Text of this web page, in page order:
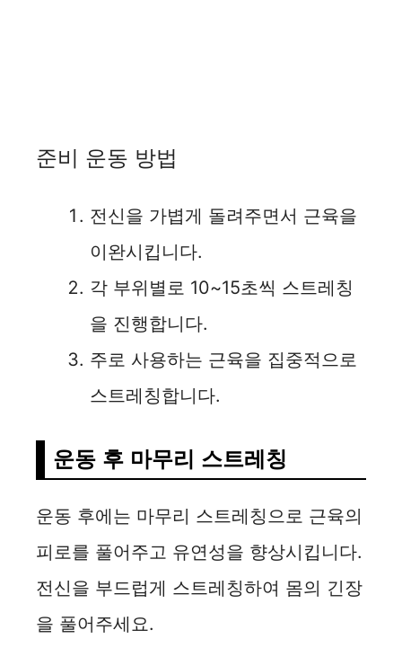
준비 운동 방법
전신을 가볍게 돌려주면서 근육을
이완시킵니다.
각 부위별로 10~15초씩 스트레칭
을 진행합니다.
주로 사용하는 근육을 집중적으로
스트레칭합니다.
운동 후 마무리 스트레칭
운동 후에는 마무리 스트레칭으로 근육의
피로를 풀어주고 유연성을 향상시킵니다.
전신을 부드럽게 스트레칭하여 몸의 긴장
을 풀어주세요.